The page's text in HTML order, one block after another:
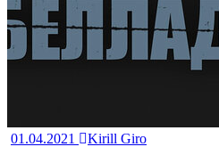
01.04.2021
Kirill Giro